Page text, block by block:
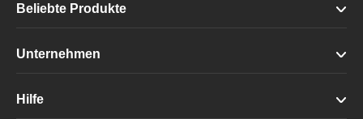
Beliebte Produkte
Unternehmen
Hilfe